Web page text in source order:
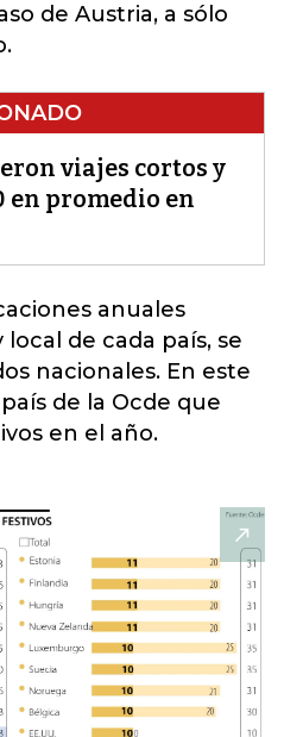
de Austria, a sólo
viajes cortos y
en promedio en
anuales
de cada país, se
nacionales. En este
de la Ocde que
en el año.